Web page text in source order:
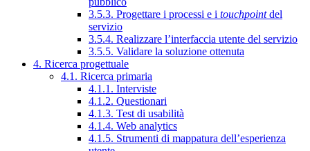
3.5.3. Progettare i processi e i touchpointdel
servizio
3.5.4. Realizzare l’interfaccia utente del servizio
3.5.5. Validare la soluzione ottenuta
4. Ricerca progettuale
4.1. Ricerca primaria
4.1.1. Interviste
4.1.2. Questionari
4.1.3. Test di usabilità
4.1.4. Web analytics
4.1.5. Strumenti di mappatura dell’esperienza